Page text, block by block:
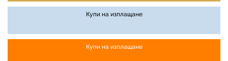
Купи на изплащане
Купи на изплащане